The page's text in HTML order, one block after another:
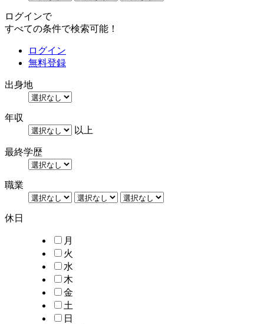
ログインで
すべての条件で検索可能！
ログイン
無料登録
出身地
年収
以上
最終学歴
職業
休日
月
火
水
木
金
土
日